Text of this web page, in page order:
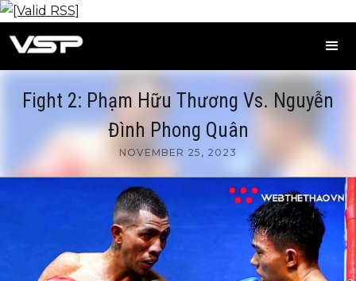
Fight 2: Phạm Hữu Thương Vs. Nguyễn
Đình Phong Quân
NOVEMBER 25, 2023